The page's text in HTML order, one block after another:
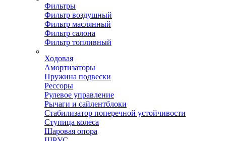
Фильтры
Фильтр воздушный
Фильтр маслянный
Фильтр салона
Фильтр топливный
Ходовая
Амортизаторы
Пружина подвески
Рессоры
Рулевое управление
Рычаги и сайлентблоки
Стабилизатор поперечной устойчивости
Ступица колеса
Шаровая опора